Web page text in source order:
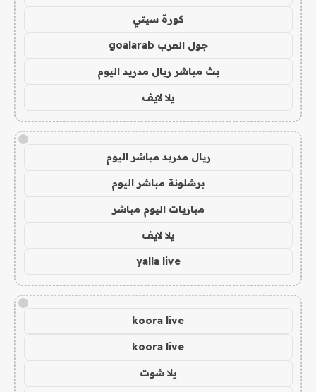
كورة سيتي
جول العرب goalarab
بث مباشر ريال مدريد اليوم
يلا لايف
!
ريال مدريد مباشر اليوم
برشلونة مباشر اليوم
مباريات اليوم مباشر
يلا لايف
yalla live
!
koora live
koora live
يلا شوت